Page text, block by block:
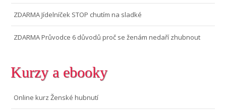
ZDARMA Jídelníček STOP chutím na sladké
ZDARMA Průvodce 6 důvodů proč se ženám nedaří zhubnout
Kurzy a ebooky
Online kurz Ženské hubnutí